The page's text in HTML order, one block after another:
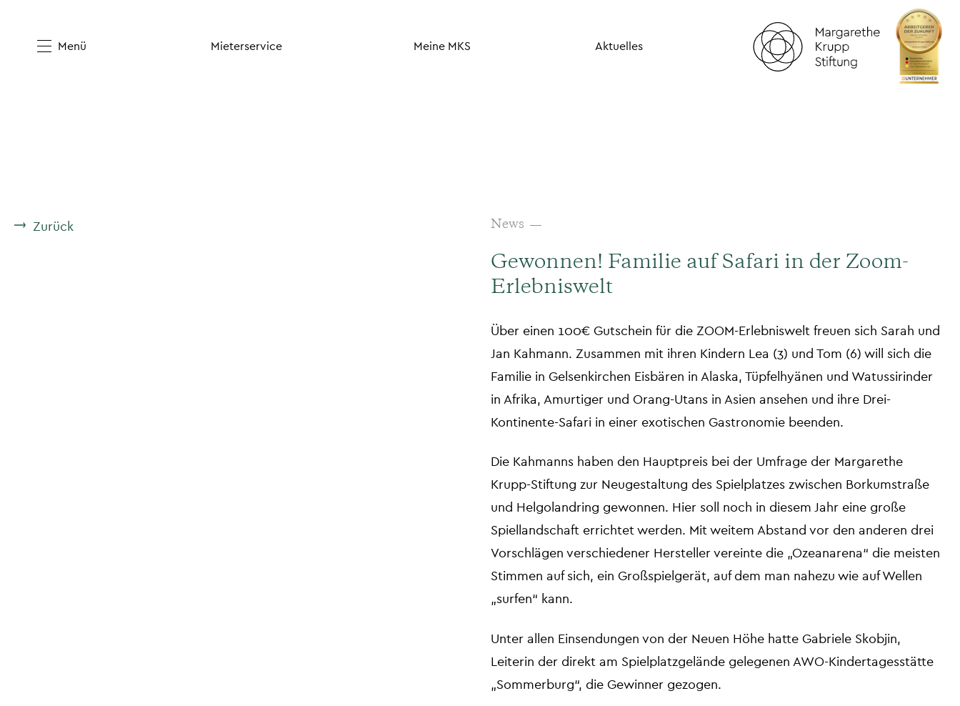
Menü Mieterservice Meine MKS Aktuelles
Zurück News
Gewonnen! Familie auf Safari in der Zoom-
Erlebniswelt
Über einen 100€ Gutschein für die ZOOM-Erlebniswelt freuen sich Sarah und
Jan Kahmann. Zusammen mit ihren Kindern Lea (3) und Tom (6) will sich die
Familie in Gelsenkirchen Eisbären in Alaska, Tüpfelhyänen und Watussirinder
in Afrika, Amurtiger und Orang-Utans in Asien ansehen und ihre Drei-
Kontinente-Safari in einer exotischen Gastronomie beenden.
Die Kahmanns haben den Hauptpreis bei der Umfrage der Margarethe
Krupp-Stiftung zur Neugestaltung des Spielplatzes zwischen Borkumstraße
und Helgolandring gewonnen. Hier soll noch in diesem Jahr eine große
Spiellandschaft errichtet werden. Mit weitem Abstand vor den anderen drei
Vorschlägen verschiedener Hersteller vereinte die „Ozeanarena“ die meisten
Stimmen auf sich, ein Großspielgerät, auf dem man nahezu wie auf Wellen
„surfen“ kann.
Unter allen Einsendungen von der Neuen Höhe hatte Gabriele Skobjin,
Leiterin der direkt am Spielplatzgelände gelegenen AWO-Kindertagesstätte
„Sommerburg“, die Gewinner gezogen.